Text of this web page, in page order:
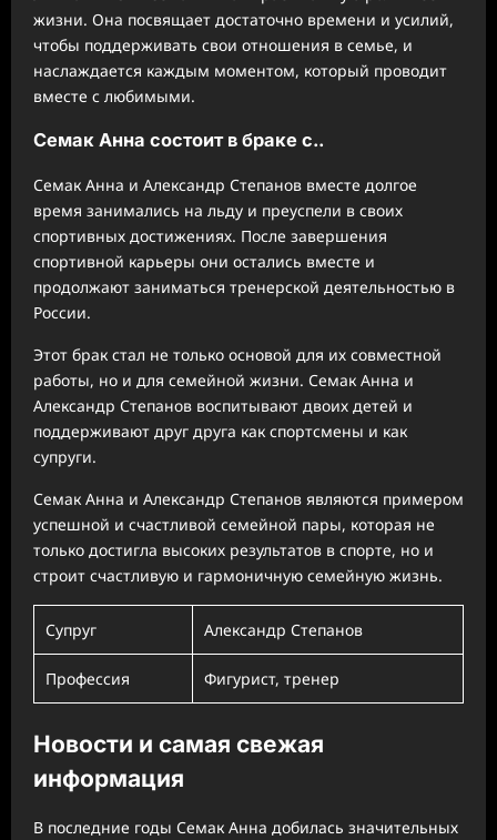
жизни. Она посвящает достаточно времени и усилий,
чтобы поддерживать свои отношения в семье, и
наслаждается каждым моментом, который проводит
вместе с любимыми.
Семак Анна состоит в браке с..
Семак Анна и Александр Степанов вместе долгое
время занимались на льду и преуспели в своих
спортивных достижениях. После завершения
спортивной карьеры они остались вместе и
продолжают заниматься тренерской деятельностью в
России.
Этот брак стал не только основой для их совместной
работы, но и для семейной жизни. Семак Анна и
Александр Степанов воспитывают двоих детей и
поддерживают друг друга как спортсмены и как
супруги.
Семак Анна и Александр Степанов являются примером
успешной и счастливой семейной пары, которая не
только достигла высоких результатов в спорте, но и
строит счастливую и гармоничную семейную жизнь.
Супруг Александр Степанов
Профессия Фигурист, тренер
Новости и самая свежая
информация
В последние годы Семак Анна добилась значительных